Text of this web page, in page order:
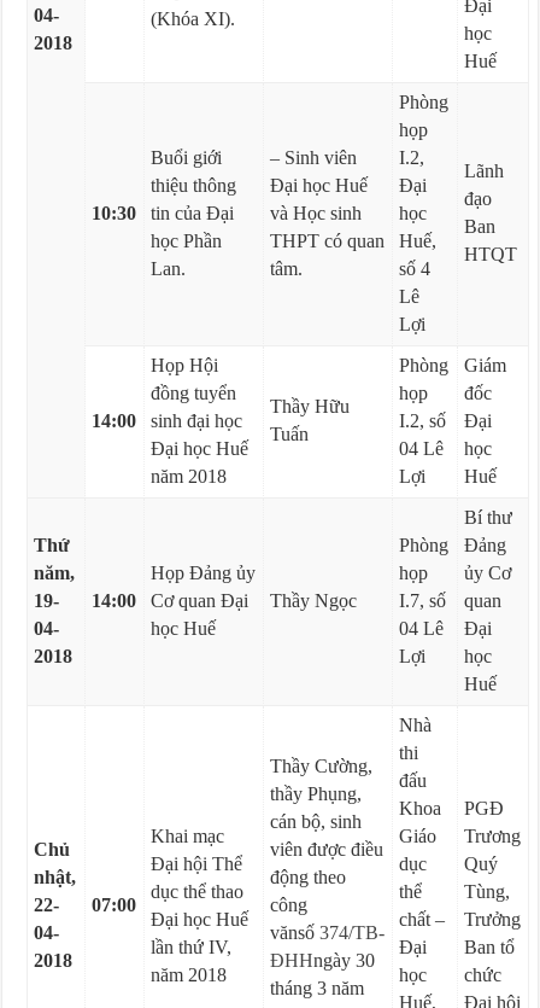
04-
2018
(Khóa XI).
Đại
học
Huế
10:30
Buổi giới
thiệu thông
tin của Đại
học Phần
Lan.
– Sinh viên
Đại học Huế
và Học sinh
THPT có quan
tâm.
Phòng
họp
I.2,
Đại
học
Huế,
số 4
Lê
Lợi
Lãnh
đạo
Ban
HTQT
14:00
Họp Hội
đồng tuyển
sinh đại học
Đại học Huế
năm 2018
Thầy Hữu
Tuấn
Phòng
họp
I.2, số
04 Lê
Lợi
Giám
đốc
Đại
học
Huế
Thứ
năm,
19-
04-
2018
14:00
Họp Đảng ủy
Cơ quan Đại
học Huế
Thầy Ngọc
Phòng
họp
I.7, số
04 Lê
Lợi
Bí thư
Đảng
ủy Cơ
quan
Đại
học
Huế
Chủ
nhật,
22-
04-
2018
07:00
Khai mạc
Đại hội Thể
dục thể thao
Đại học Huế
lần thứ IV,
năm 2018
Thầy Cường,
thầy Phụng,
cán bộ, sinh
viên được điều
động theo
công
vănsố374/TB-
ĐHHngày 30
tháng 3 năm
Nhà
thi
đấu
Khoa
Giáo
dục
thể
chất –
Đại
học
Huế,
PGĐ
Trương
Quý
Tùng,
Trưởng
Ban tổ
chức
Đại hội